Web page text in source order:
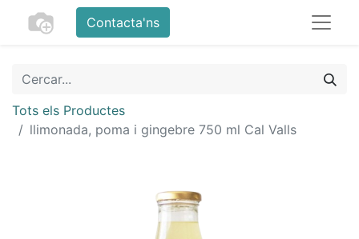
Contacta'ns
Tots els Productes
llimonada, poma i gingebre 750 ml Cal Valls